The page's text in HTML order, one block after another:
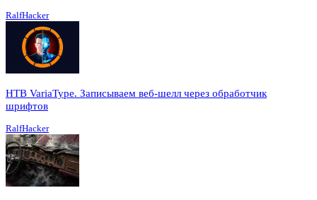
RalfHacker
HTB VariaType. Записываем веб-шелл через обработчик
шрифтов
RalfHacker